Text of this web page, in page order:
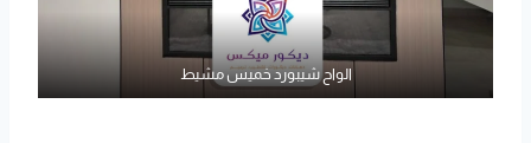
الواح شيبورد خميس مشيط